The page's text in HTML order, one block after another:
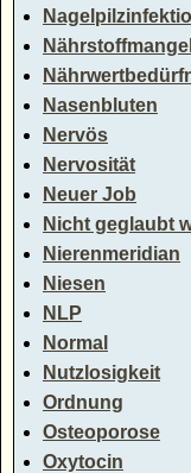
Nährstoffmangel
Nasenbluten
Nervös
Nervosität
Neuer Job
Nicht geglaubt
Nierenmeridian
Niesen
NLP
Normal
Nutzlosigkeit
Ordnung
Osteoporose
Oxytocin